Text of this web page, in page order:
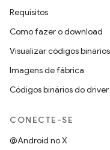
Requisitos
Como fazer o download
Visualizar códigos binários
Imagens de fábrica
Códigos binários do driver
CONECTE-SE
@Android no X